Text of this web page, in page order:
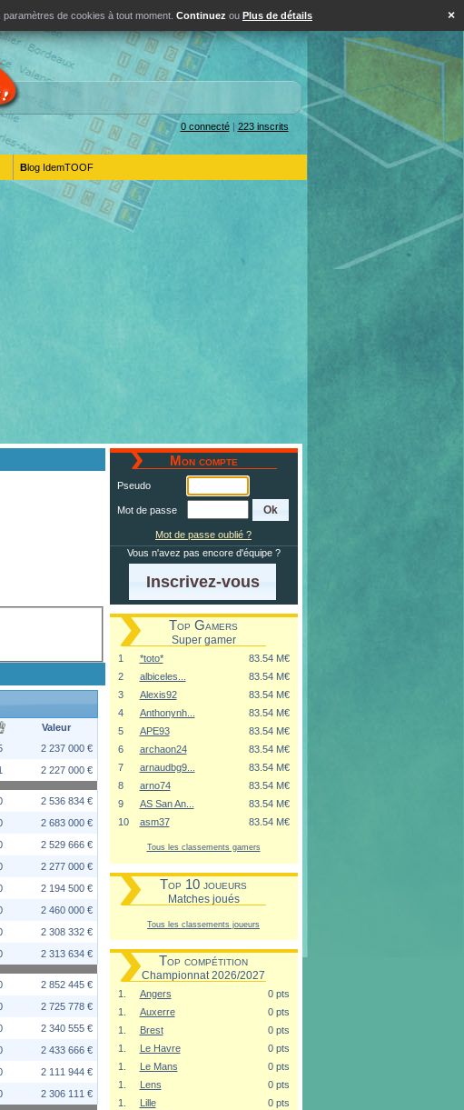
×
de cookies à tout moment. Continuez ou Plus de détails
0 connecté| 223 inscrits
Blog IdemTOOF
Valeur
2 237 000 €
2 227 000 €
2 536 834 €
2 683 000 €
2 529 666 €
2 277 000 €
2 194 500 €
2 460 000 €
2 308 332 €
2 313 634 €
2 852 445 €
2 725 778 €
2 340 555 €
2 433 666 €
2 111 944 €
2 306 111 €
Mon compte
Pseudo
Mot de passe
Mot de passe oublié ?
Vous n'avez pas encore d'équipe ?
Inscrivez-vous
Top Gamers
Super gamer
1 *toto*
83.54 M€
2
albiceles...
83.54 M€
3
Alexis92
83.54 M€
4
Anthonynh...
83.54 M€
5
APE93
83.54 M€
6
archaon24
83.54 M€
7
arnaudbg9...
83.54 M€
8
arno74
83.54 M€
9
AS San An...
83.54 M€
10
asm37 83.54 M€
Tous les classements gamers
Top 10 joueurs
Matches joués
Tous les classements joueurs
Top compétition
Championnat 2026/2027
1. Angers
0 pts
1.
Auxerre
0 pts
1.
Brest
0 pts
1.
Le Havre
0 pts
1.
Le Mans
0 pts
1.
Lens
0 pts
1.
Lille
0 pts